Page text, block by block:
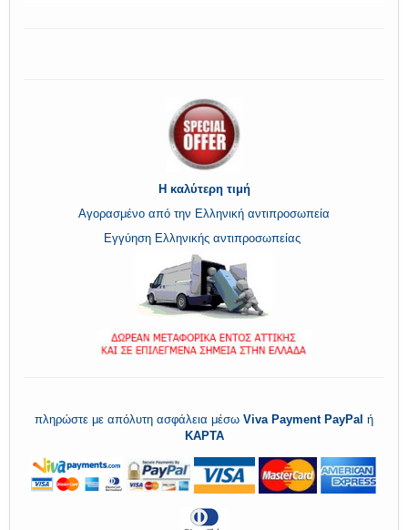
Η καλύτερη τιμή
Αγορασμένο από την Ελληνική αντιπροσωπεία
Εγγύηση Ελληνικής αντιπροσωπείας
πληρώστε με απόλυτη ασφάλεια μέσω Viva Payment PayPal ή
ΚΑΡΤΑ